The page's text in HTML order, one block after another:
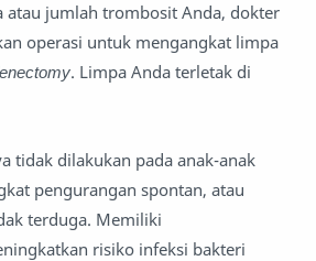
atau jumlah trombosit Anda, dokter
operasi untuk mengangkat limpa
. Limpa Anda terletak di
tidak dilakukan pada anak-anak
pengurangan spontan, atau
terduga. Memiliki
risiko infeksi bakteri